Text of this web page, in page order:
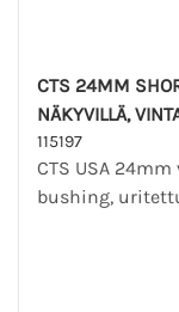
CTS 24MM
NÄKYVILLÄ,
115197
CTS USA
bushing,